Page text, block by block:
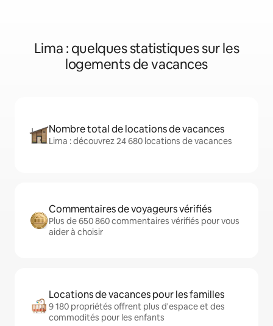
Lima : quelques statistiques sur les
logements de vacances
Nombre total de locations de vacances
Lima : découvrez 24 680 locations de vacances
Commentaires de voyageurs vérifiés
Plus de 650 860 commentaires vérifiés pour vous
aider à choisir
Locations de vacances pour les familles
9 180 propriétés offrent plus d'espace et des
commodités pour les enfants